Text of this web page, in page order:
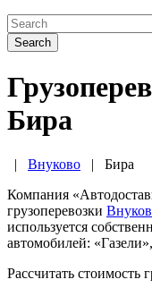
Search
Бира
| Внуково | Бира
Компания
грузоперевозки
используется
автомобилей:
Рассчитать стоимость